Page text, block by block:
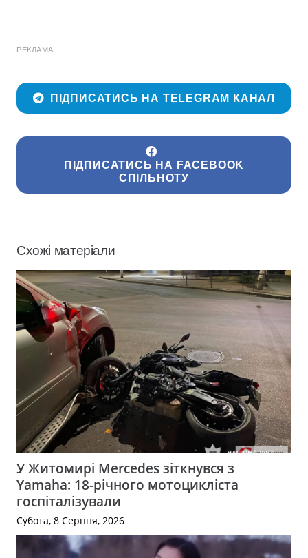
РЕКЛАМА
ПІДПИСАТИСЬ НА TELEGRAM КАНАЛ
ПІДПИСАТИСЬ НА FACEBOOK
СПІЛЬНОТУ
Схожі матеріали
У Житомирі Mercedes зіткнувся з
Yamaha: 18-річного мотоцикліста
госпіталізували
Субота, 8 Серпня, 2026